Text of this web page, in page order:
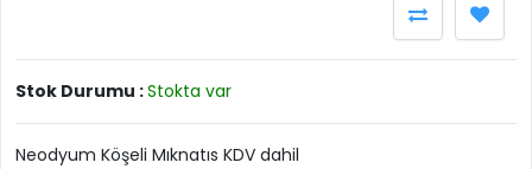
Stok Durumu :Stokta var
Neodyum Köşeli Mıknatıs KDV dahil